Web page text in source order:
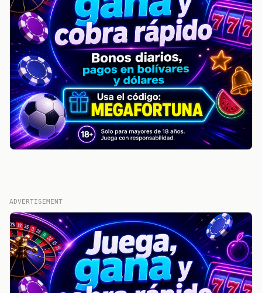
ADVERTISEMENT